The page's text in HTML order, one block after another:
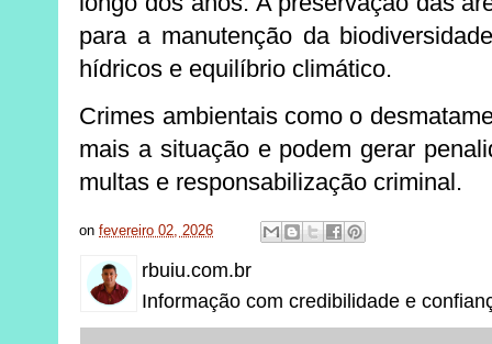
para a manutenção da
hídricos e equilíbrio climático.
Crimes ambientais como o
mais a situação e podem gerar
multas e responsabilização criminal.
onfevereiro 02, 2026
rbuiu.com.br
Informação com credibilidade e